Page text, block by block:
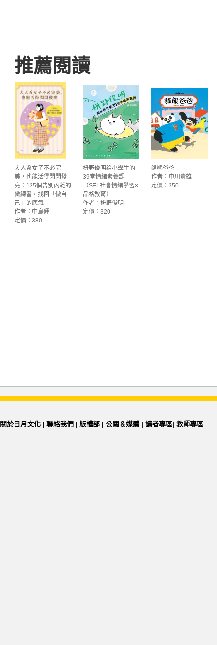
推薦閱讀
大人系女子不必完
美，也能活得閃閃發
亮：125個告別內耗的
微練習，找回「做自
己」的底氣
作者：中島輝
定價：380
枡野俊明給小學生的
39堂情緒素養課
（SEL社會情緒學習×
品格教育）
作者：枡野俊明
定價：320
貓熊爸爸
作者：中川貴雄
定價：350
關於日月文化 | 聯絡我們 | 版權部 | 公關＆媒體 | 讀者專區| 教師專區